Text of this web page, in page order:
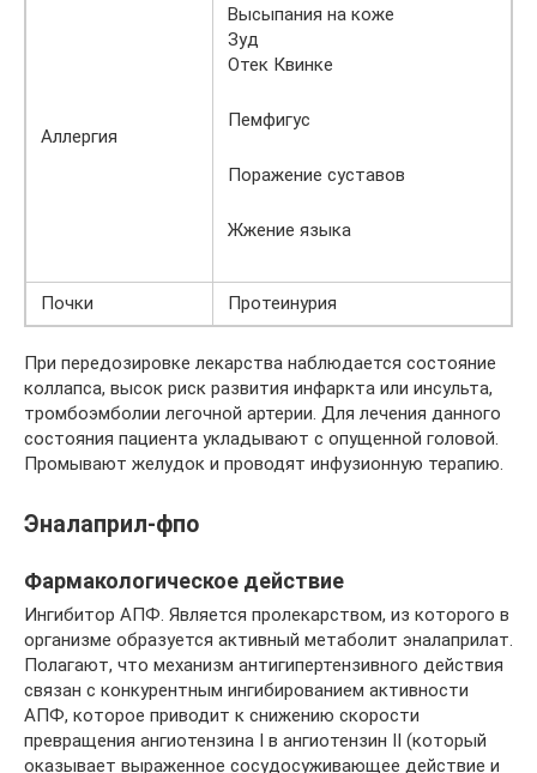
Аллергия
Высыпания на коже
Зуд
Отек Квинке
Пемфигус
Поражение суставов
Жжение языка
Почки Протеинурия
При передозировке лекарства наблюдается состояние
коллапса, высок риск развития инфаркта или инсульта,
тромбоэмболии легочной артерии. Для лечения данного
состояния пациента укладывают с опущенной головой.
Промывают желудок и проводят инфузионную терапию.
Эналаприл-фпо
Фармакологическое действие
Ингибитор АПФ. Является пролекарством, из которого в
организме образуется активный метаболит эналаприлат.
Полагают, что механизм антигипертензивного действия
связан с конкурентным ингибированием активности
АПФ, которое приводит к снижению скорости
превращения ангиотензина I в ангиотензин II (который
оказывает выраженное сосудосуживающее действие и